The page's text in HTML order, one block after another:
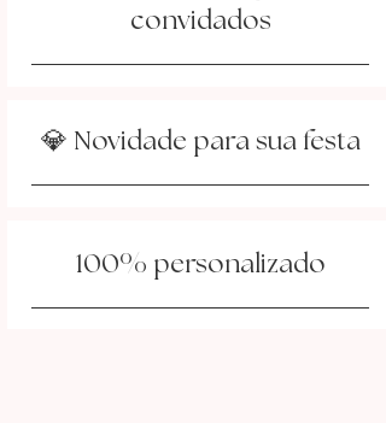
convidados
💎 Novidade para sua festa
100% personalizado